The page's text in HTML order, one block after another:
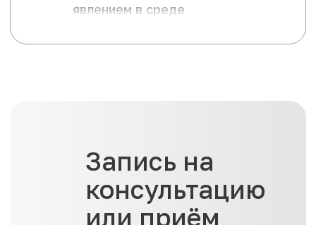
явлением в среде
является
Запись на
консультацию
или приём